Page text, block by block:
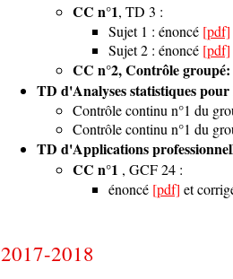
CC n°1, TD 3 :
Sujet 1 : énoncé [pdf]
Sujet 2 : énoncé [pdf]
CC n°2, Contrôle groupé:
TD d'Analyses statistiques pour
Contrôle continu n°1 du
Contrôle continu n°1 du
TD d'Applications
CC n°1 , GCF 24 :
énoncé [pdf] et
2017-2018